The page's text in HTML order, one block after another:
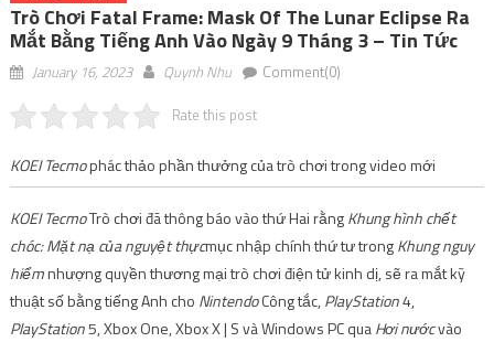
Trò Chơi Fatal Frame: Mask Of The Lunar Eclipse Ra
Mắt Bằng Tiếng Anh Vào Ngày 9 Tháng 3 – Tin Tức
January 16, 2023 Quynh Nhu Comment(0)
Rate this post
KOEI Tecmophác thảo phần thưởng của trò chơi trong video mới
KOEI TecmoTrò chơi đã thông báo vào thứ Hai rằngKhung hình chết
chóc: Mặt nạ của nguyệt thựcmục nhập chính thứ tư trongKhung nguy
hiểmnhượng quyền thương mại trò chơi điện tử kinh dị, sẽ ra mắt kỹ
thuật số bằng tiếng Anh cho NintendoCông tắc,PlayStation4,
PlayStation5, Xbox One, Xbox X | S và Windows PC quaHơi nướcvào